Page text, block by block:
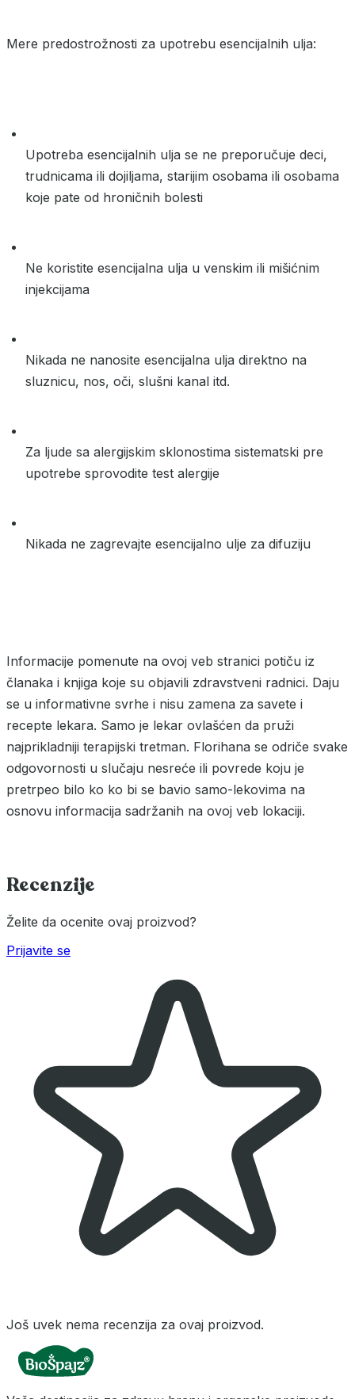
Mere predostrožnosti za upotrebu esencijalnih ulja:
Upotreba esencijalnih ulja se ne preporučuje deci,
trudnicama ili dojiljama, starijim osobama ili osobama
koje pate od hroničnih bolesti
Ne koristite esencijalna ulja u venskim ili mišićnim
injekcijama
Nikada ne nanosite esencijalna ulja direktno na
sluznicu, nos, oči, slušni kanal itd.
Za ljude sa alergijskim sklonostima sistematski pre
upotrebe sprovodite test alergije
Nikada ne zagrevajte esencijalno ulje za difuziju
Informacije pomenute na ovoj veb stranici potiču iz
članaka i knjiga koje su objavili zdravstveni radnici. Daju
se u informativne svrhe i nisu zamena za savete i
recepte lekara. Samo je lekar ovlašćen da pruži
najprikladniji terapijski tretman. Florihana se odriče svake
odgovornosti u slučaju nesreće ili povrede koju je
pretrpeo bilo ko ko bi se bavio samo-lekovima na
osnovu informacija sadržanih na ovoj veb lokaciji.
Recenzije
Želite da ocenite ovaj proizvod?
Prijavite se
Još uvek nema recenzija za ovaj proizvod.